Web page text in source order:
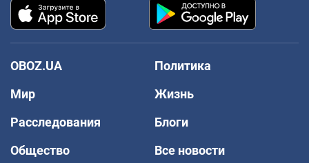
OBOZ.UA
Политика
Мир
Жизнь
Расследования
Блоги
Общество
Все новости